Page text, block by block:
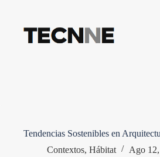
contenido
Tendencias Sostenibles en
Contextos, Hábitat Ago